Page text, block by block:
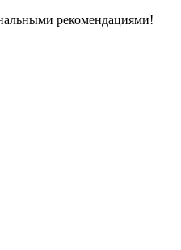
рекомендациями!